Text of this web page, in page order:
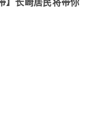
】长崎居民将带你